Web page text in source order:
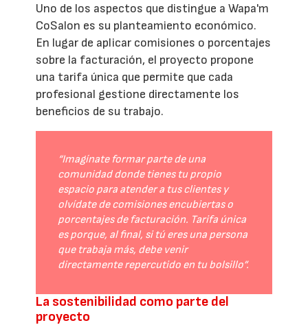
Uno de los aspectos que distingue a Wapa'm
CoSalon es su planteamiento económico.
En lugar de aplicar comisiones o porcentajes
sobre la facturación, el proyecto propone
una tarifa única que permite que cada
profesional gestione directamente los
beneficios de su trabajo.
“Imagínate formar parte de una
comunidad donde tienes tu propio
espacio para atender a tus clientes y
olvídate de comisiones encubiertas o
porcentajes de facturación. Tarifa única
es porque, al final, si tú eres una persona
que trabaja más, debe venir
directamente repercutido en tu bolsillo”.
La sostenibilidad como parte del
proyecto